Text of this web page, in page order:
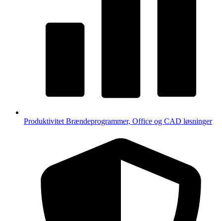
Produktivitet Brændeprogrammer, Office og CAD løsninger